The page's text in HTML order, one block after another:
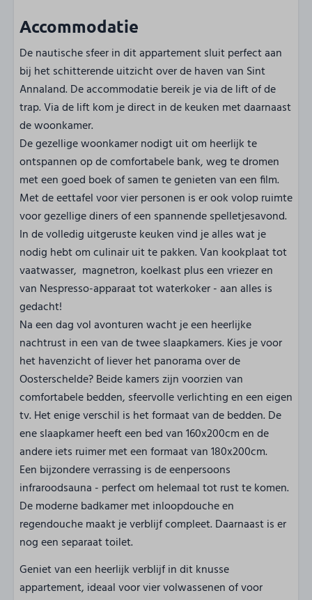
Accommodatie
De nautische sfeer in dit appartement sluit perfect aan
bij het schitterende uitzicht over de haven van Sint
Annaland. De accommodatie bereik je via de lift of de
trap. Via de lift kom je direct in de keuken met daarnaast
de woonkamer.
De gezellige woonkamer nodigt uit om heerlijk te
ontspannen op de comfortabele bank, weg te dromen
met een goed boek of samen te genieten van een film.
Met de eettafel voor vier personen is er ook volop ruimte
voor gezellige diners of een spannende spelletjesavond.
In de volledig uitgeruste keuken vind je alles wat je
nodig hebt om culinair uit te pakken. Van kookplaat tot
vaatwasser, magnetron, koelkast plus een vriezer en
van Nespresso-apparaat tot waterkoker - aan alles is
gedacht!
Na een dag vol avonturen wacht je een heerlijke
nachtrust in een van de twee slaapkamers. Kies je voor
het havenzicht of liever het panorama over de
Oosterschelde? Beide kamers zijn voorzien van
comfortabele bedden, sfeervolle verlichting en een eigen
tv. Het enige verschil is het formaat van de bedden. De
ene slaapkamer heeft een bed van 160x200cm en de
andere iets ruimer met een formaat van 180x200cm.
Een bijzondere verrassing is de eenpersoons
infraroodsauna - perfect om helemaal tot rust te komen.
De moderne badkamer met inloopdouche en
regendouche maakt je verblijf compleet. Daarnaast is er
nog een separaat toilet.
Geniet van een heerlijk verblijf in dit knusse
appartement, ideaal voor vier volwassenen of voor